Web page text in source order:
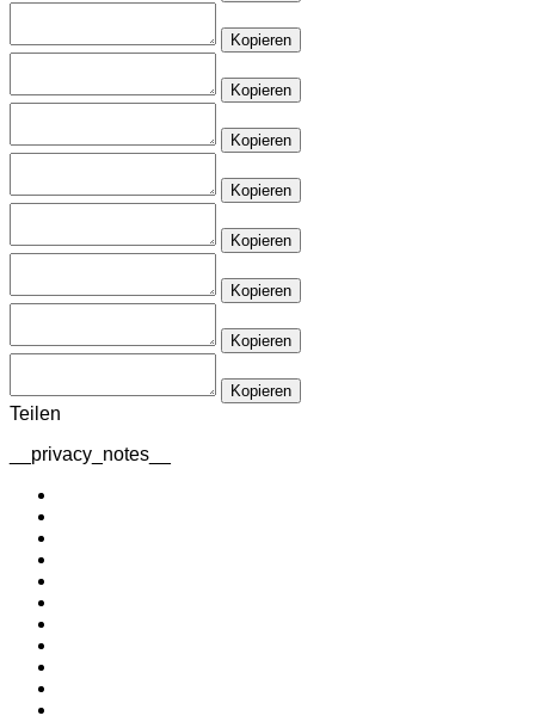
Kopieren
Kopieren
Kopieren
Kopieren
Kopieren
Kopieren
Kopieren
Kopieren
Teilen
__privacy_notes__